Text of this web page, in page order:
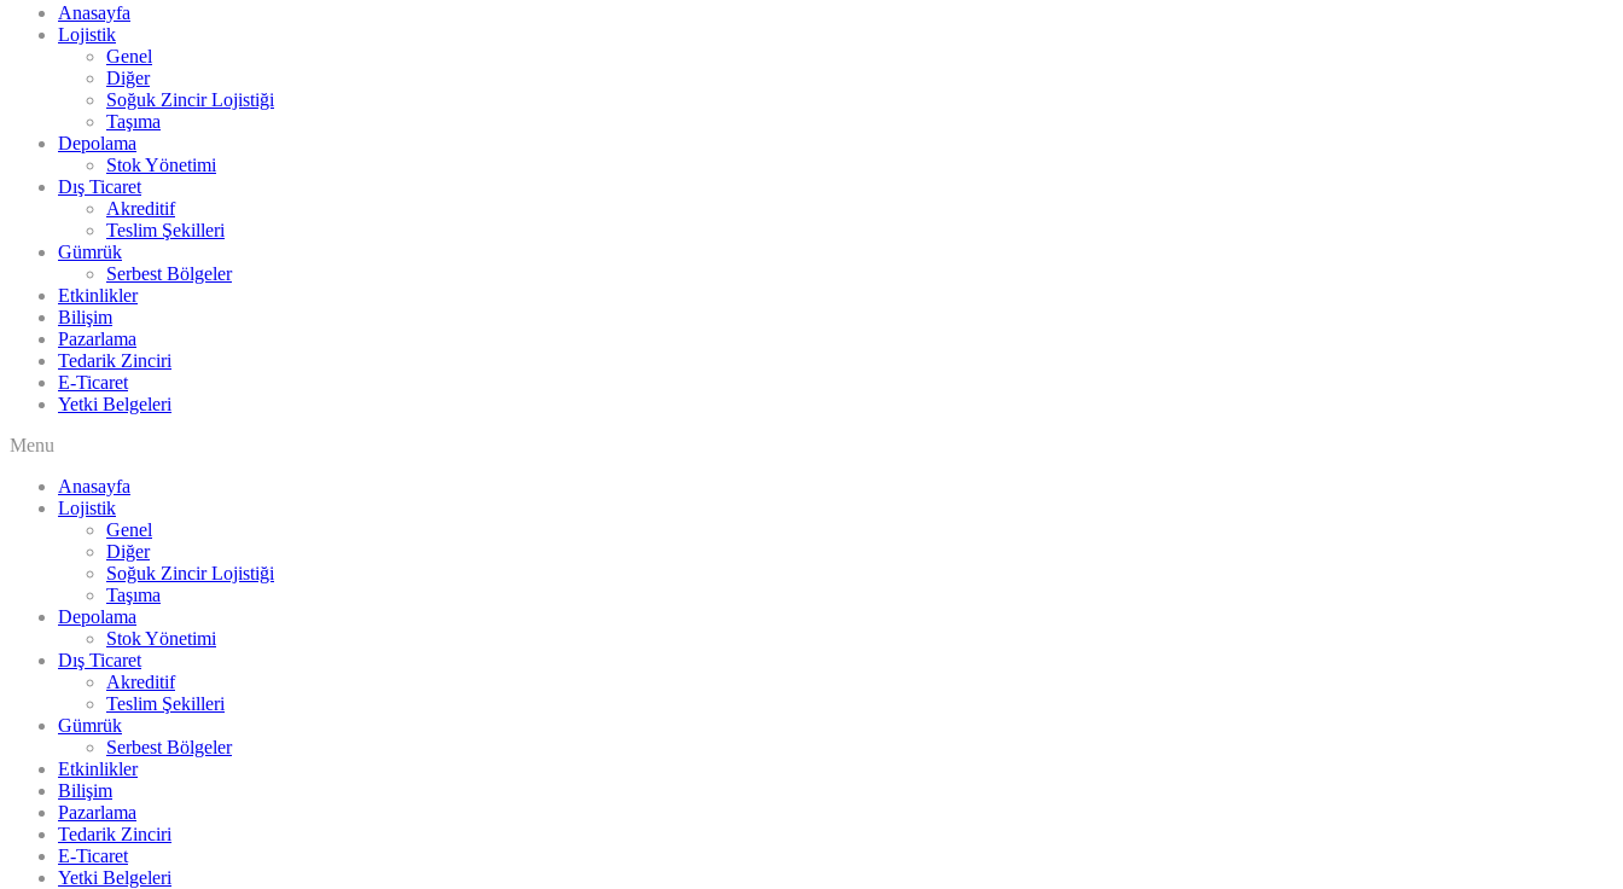
Anasayfa
Lojistik
Genel
Diğer
Soğuk Zincir Lojistiği
Taşıma
Depolama
Stok Yönetimi
Dış Ticaret
Akreditif
Teslim Şekilleri
Gümrük
Serbest Bölgeler
Etkinlikler
Bilişim
Pazarlama
Tedarik Zinciri
E-Ticaret
Yetki Belgeleri
Menu
Anasayfa
Lojistik
Genel
Diğer
Soğuk Zincir Lojistiği
Taşıma
Depolama
Stok Yönetimi
Dış Ticaret
Akreditif
Teslim Şekilleri
Gümrük
Serbest Bölgeler
Etkinlikler
Bilişim
Pazarlama
Tedarik Zinciri
E-Ticaret
Yetki Belgeleri